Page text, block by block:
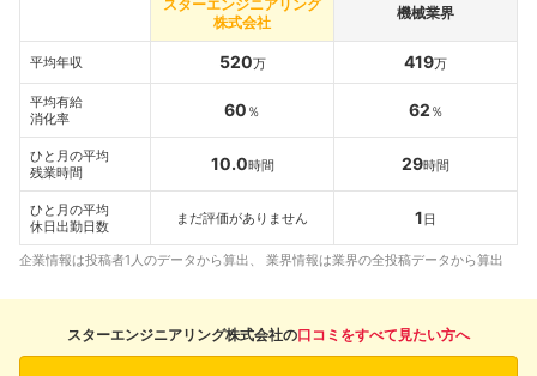
スターエンジニアリング
株式会社
機械業界
平均年収 520万 419万
平均有給
消化率
60 ％ 62 ％
ひと月の平均
残業時間
10.0時間 29時間
ひと月の平均
休日出勤日数
まだ評価がありません 1日
企業情報は投稿者1人のデータから算出、 業界情報は業界の全投稿データから算出
スターエンジニアリング株式会社の口コミをすべて見たい方へ